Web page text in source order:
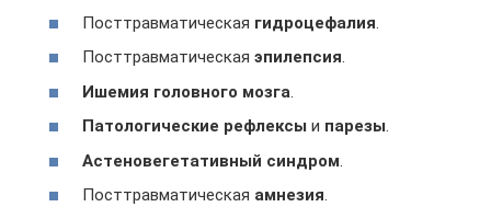
Посттравматическая гидроцефалия.
Посттравматическая эпилепсия.
Ишемия головного мозга.
Патологические рефлексы и парезы.
Астеновегетативный синдром.
Посттравматическая амнезия.